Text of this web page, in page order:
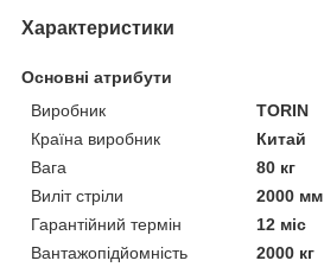
Характеристики
Основні атрибути
Виробник
TORIN
Країна виробник
Китай
Вага
80 кг
Виліт стріли
2000 мм
Гарантійний термін
12 міс
Вантажопідйомність
2000 кг